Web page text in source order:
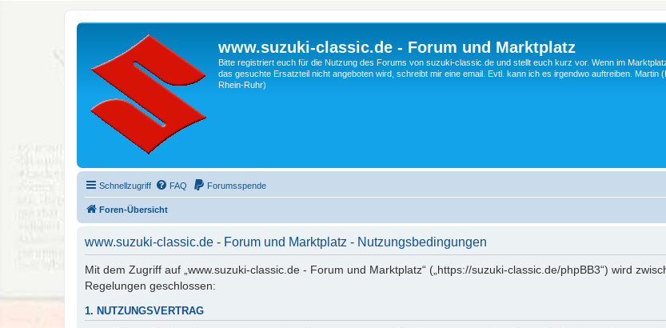
www.suzuki-classic.de - Forum und Marktplatz
Bitte registriert euch für die Nutzung des Forums von suzuki-classic.de und stellt euch kurz vor. Wenn im
das gesuchte Ersatzteil nicht angeboten wird, schreibt mir eine email. Evtl. kann ich es irgendwo auftreiben. Martin
Rhein-Ruhr)
Schnellzugriff FAQ Forumsspende
Foren-Übersicht
www.suzuki-classic.de - Forum und Marktplatz - Nutzungsbedingungen
Mit dem Zugriff auf „www.suzuki-classic.de - Forum und Marktplatz“ („https://suzuki-classic.de/phpBB3“) wird
Regelungen geschlossen:
1. NUTZUNGSVERTRAG